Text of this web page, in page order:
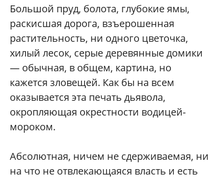
Большой пруд, болота, глубокие ямы,
раскисшая дорога, взъерошенная
растительность, ни одного цветочка,
хилый лесок, серые деревянные домики
— обычная, в общем, картина, но
кажется зловещей. Как бы на всем
оказывается эта печать дьявола,
окропляющая окрестности водицей-
мороком.
Абсолютная, ничем не сдерживаемая, ни
на что не отвлекающаяся власть и есть